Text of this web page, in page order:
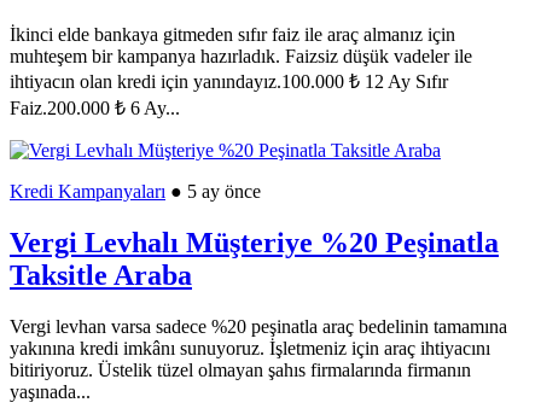
İkinci elde bankaya gitmeden sıfır faiz ile araç almanız için
muhteşem bir kampanya hazırladık. Faizsiz düşük vadeler ile
ihtiyacın olan kredi için yanındayız.100.000 ₺ 12 Ay Sıfır
Faiz.200.000 ₺ 6 Ay...
Kredi Kampanyaları ● 5 ay önce
Vergi Levhalı Müşteriye %20 Peşinatla
Taksitle Araba
Vergi levhan varsa sadece %20 peşinatla araç bedelinin tamamına
yakınına kredi imkânı sunuyoruz. İşletmeniz için araç ihtiyacını
bitiriyoruz. Üstelik tüzel olmayan şahıs firmalarında firmanın
yaşınada...